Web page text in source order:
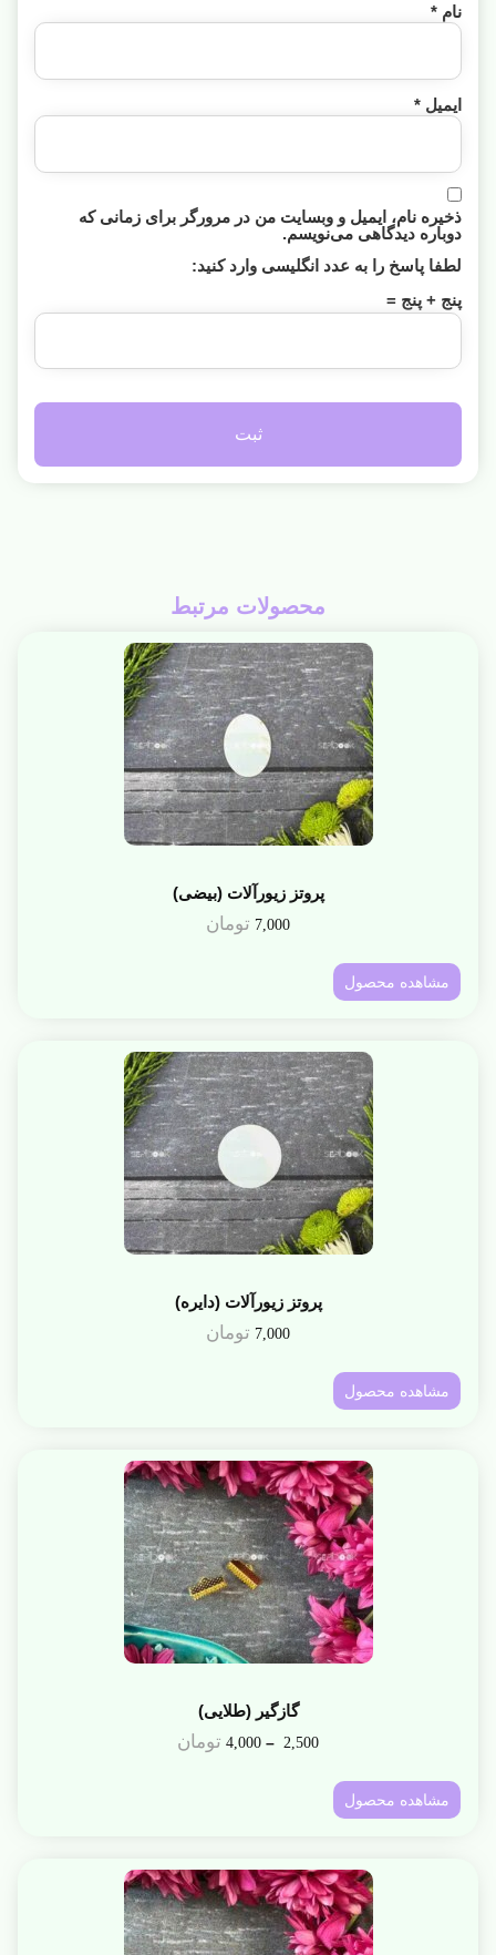
نام *
ایمیل *
ذخیره نام، ایمیل و وبسایت من در مرورگر برای زمانی که
دوباره دیدگاهی می‌نویسم.
لطفا پاسخ را به عدد انگلیسی وارد کنید:
پنج + پنج =
محصولات مرتبط
پروتز زیورآلات (بیضی)
7,000 تومان
مشاهده محصول
پروتز زیورآلات (دایره)
7,000 تومان
مشاهده محصول
گازگیر (طلایی)
2,500
–
4,000 تومان
مشاهده محصول